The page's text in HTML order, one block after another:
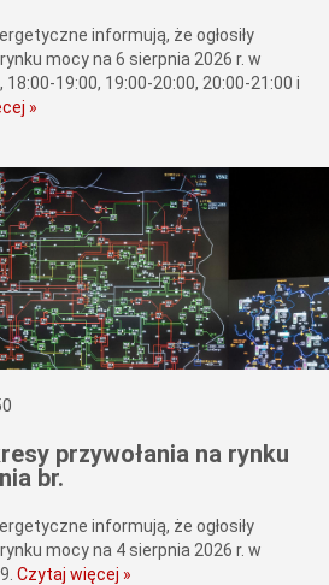
informują, że ogłosiły
mocy na 6 sierpnia 2026 r. w
19:00, 19:00-20:00, 20:00-21:00 i
»
przywołania na rynku
br.
informują, że ogłosiły
mocy na 4 sierpnia 2026 r. w
Czytaj więcej »